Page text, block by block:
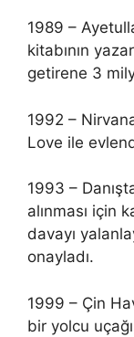
1989 –
kitabının
getirene 3
1992 –
Love ile
1993 –
alınması için
davayı
onayladı.
1999 – Çin
bir yolcu